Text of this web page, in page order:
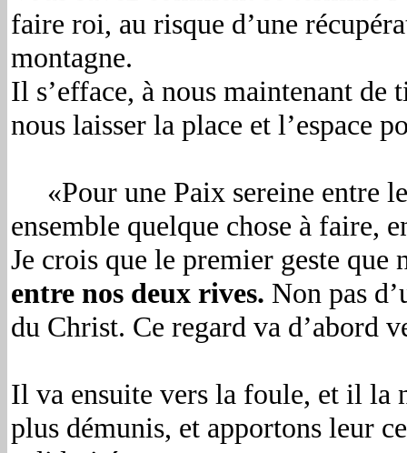
faire roi, au risque d’une
montagne.
Il s’efface, à nous maintenant de
nous laisser la place et l’espace
«Pour une Paix sereine entre
ensemble quelque chose à faire,
Je crois que le premier geste que
entre nos deux rives. Non pas
du Christ. Ce regard va d’abord
Il va ensuite vers la foule, et il la
plus démunis, et apportons leur